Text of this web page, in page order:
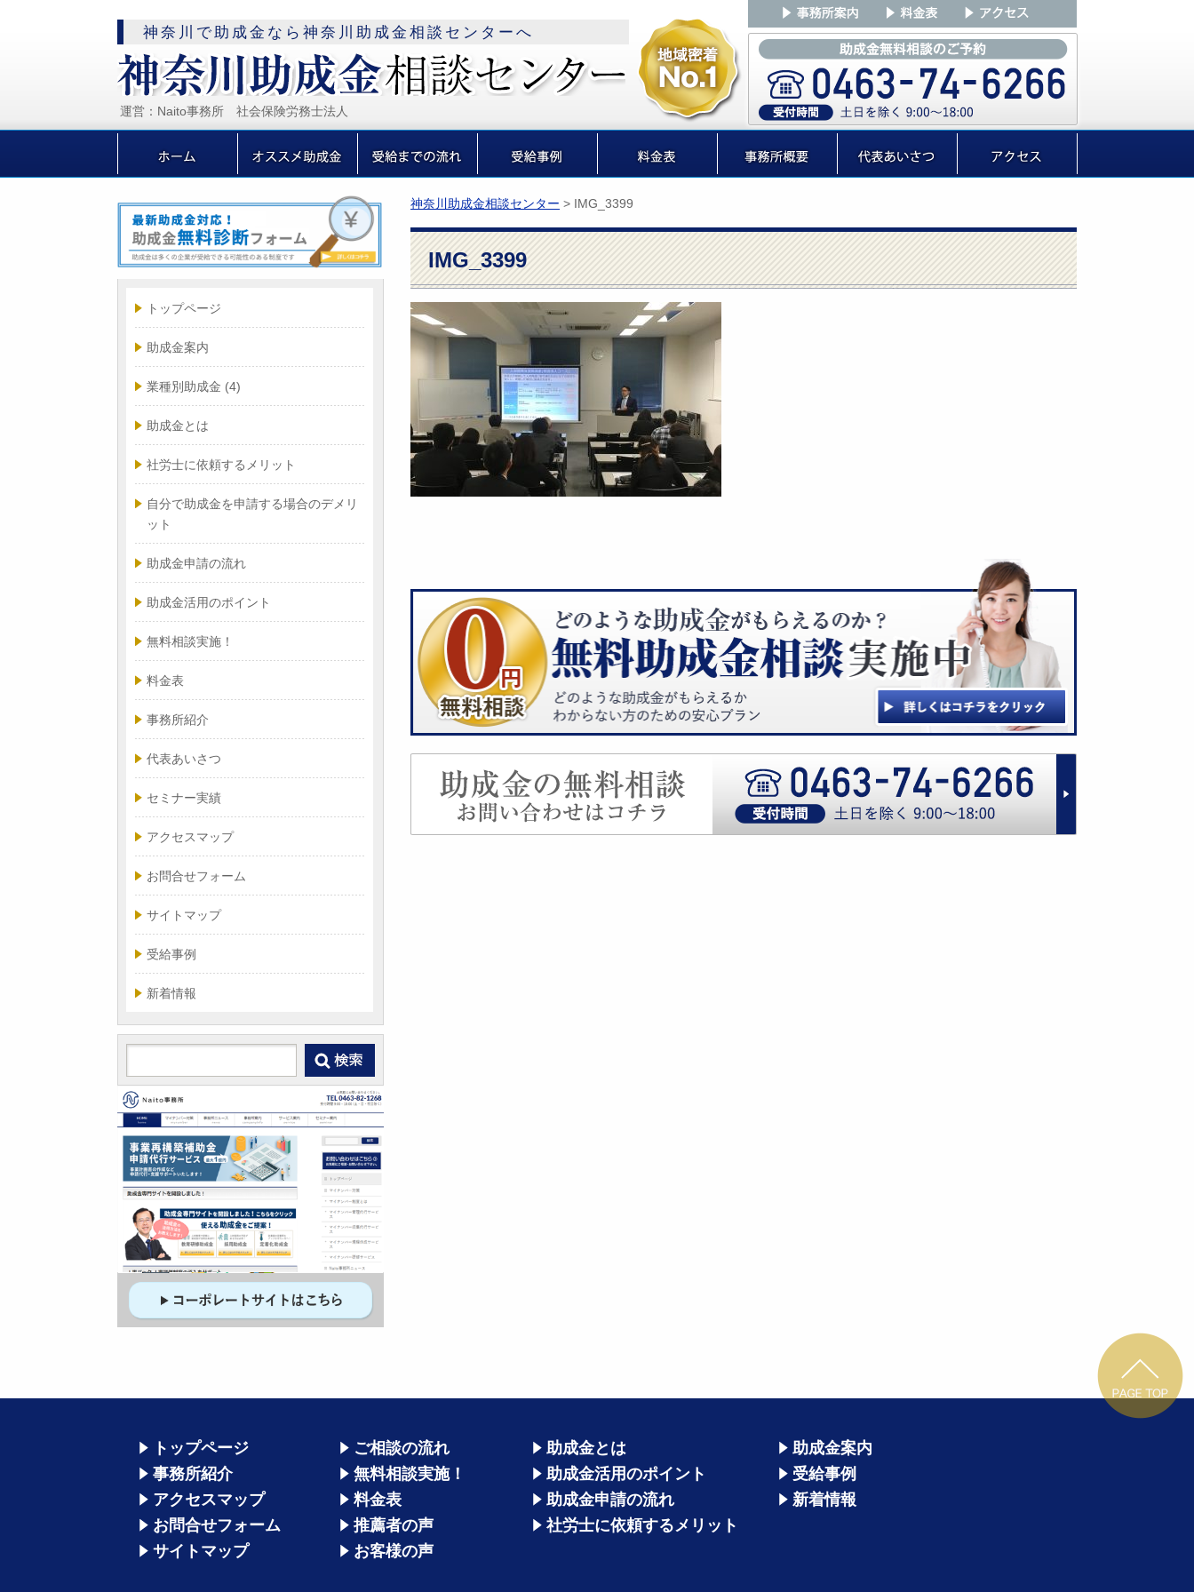
神奈川で助成金なら神奈川助成金相談センターへ
運営：Naito事務所 社会保険労務士法人
神奈川助成金相談センター > IMG_3399
IMG_3399
トップページ
助成金案内
業種別助成金 (4)
助成金とは
社労士に依頼するメリット
自分で助成金を申請する場合のデメリ
ット
助成金申請の流れ
助成金活用のポイント
無料相談実施！
料金表
事務所紹介
代表あいさつ
セミナー実績
アクセスマップ
お問合せフォーム
サイトマップ
受給事例
新着情報
トップページ
事務所紹介
アクセスマップ
お問合せフォーム
サイトマップ
ご相談の流れ
無料相談実施！
料金表
推薦者の声
お客様の声
助成金とは
助成金活用のポイント
助成金申請の流れ
社労士に依頼するメリット
助成金案内
受給事例
新着情報